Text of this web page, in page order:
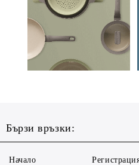
Бързи връзки:
Начало